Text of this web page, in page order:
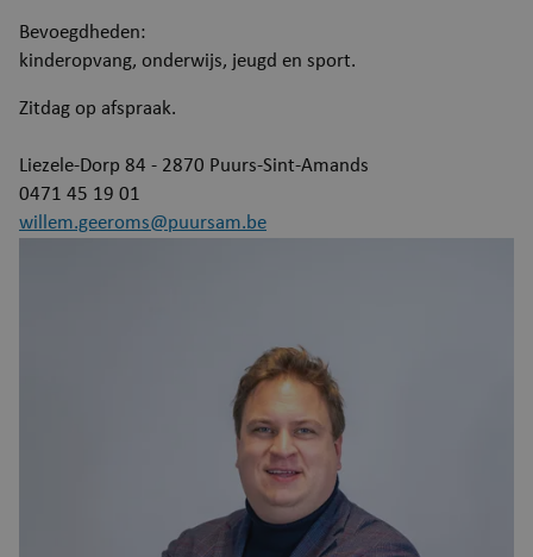
Bevoegdheden:
kinderopvang, onderwijs, jeugd en sport.
Zitdag op afspraak.
Liezele-Dorp 84 - 2870 Puurs-Sint-Amands
0471 45 19 01
willem.geeroms@puursam.be